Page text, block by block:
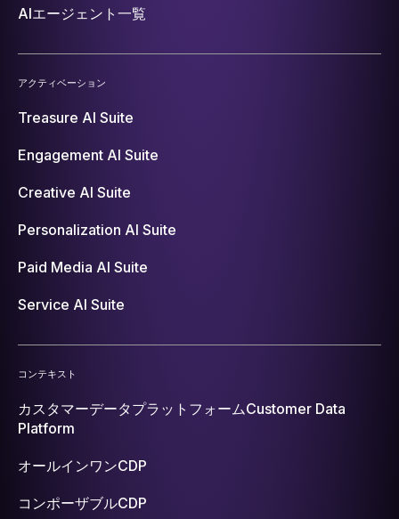
AIエージェント一覧
アクティベーション
Treasure AI Suite
Engagement AI Suite
Creative AI Suite
Personalization AI Suite
Paid Media AI Suite
Service AI Suite
コンテキスト
カスタマーデータプラットフォームCustomer Data
Platform
オールインワンCDP
コンポーザブルCDP